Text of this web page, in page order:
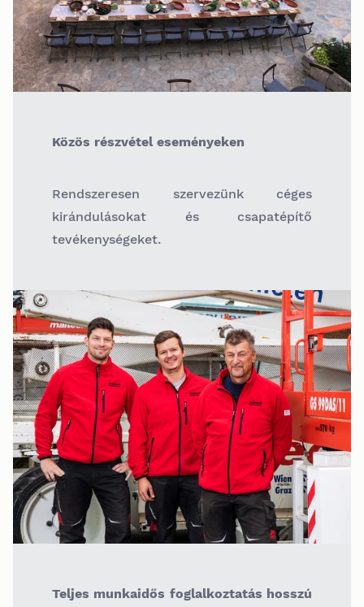
Közös részvétel eseményeken
Rendszeresen szervezünk céges
kirándulásokat és csapatépítő
tevékenységeket.
Teljes munkaidős foglalkoztatás hosszú